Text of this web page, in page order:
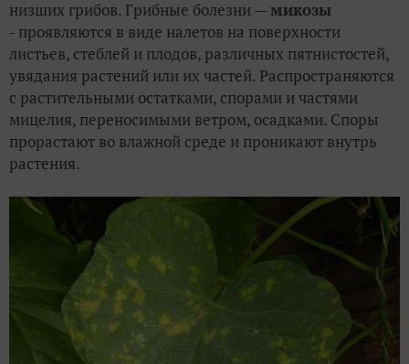
низших грибов. Грибные болезни —микозы
- проявляются в виде налетов на поверхности
листьев, стеблей и плодов, различных пятнистостей,
увядания растений или их частей. Распространяются
с растительными остатками, спорами и частями
мицелия, переносимыми ветром, осадками. Споры
прорастают во влажной среде и проникают внутрь
растения.